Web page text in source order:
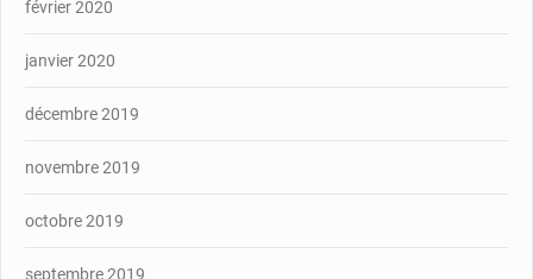
février 2020
janvier 2020
décembre 2019
novembre 2019
octobre 2019
septembre 2019